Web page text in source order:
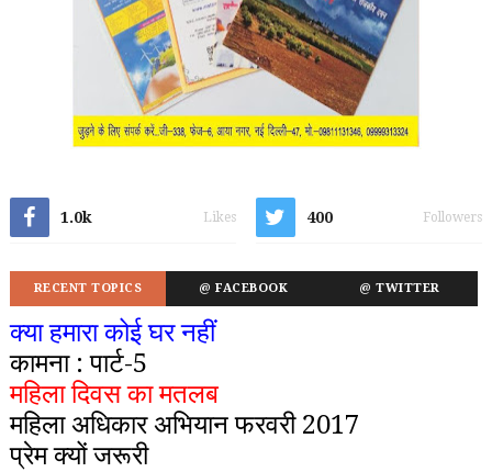
1.0k Likes 400 Followers
RECENT TOPICS @ FACEBOOK @ TWITTER
क्या हमारा कोई घर नहीं
कामना : पार्ट-5
महिला दिवस का मतलब
महिला अधिकार अभियान फरवरी 2017
प्रेम क्यों जरूरी